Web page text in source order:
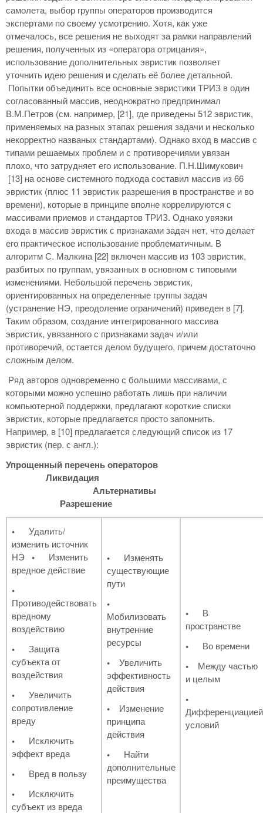
самолета, выбор группы операторов производится
экспертами по своему усмотрению. Хотя, как уже
отмечалось, все решения не выходят за рамки направлений
решения, полученных из «оператора отрицания»,
использование дополнительных эвристик позволяет
уточнить идею решения и сделать её более детальной.
Попытки объединить все основные эвристики ТРИЗ в один
согласованный массив, неоднократно предпринимал
В.М.Петров (см. например, [21], где приведены 512 эвристик,
применяемых на разных этапах решения задачи и несколько
некорректно названых стандартами). Однако вход в массив с
типами решаемых проблем и с противоречиями увязан
плохо, что затрудняет его использование. П.Н.Шимукович
[13] на основе системного подхода составил массив из 66
эвристик (плюс 11 эвристик разрешения в пространстве и во
времени), которые в принципе вполне коррелируются с
массивами приемов и стандартов ТРИЗ. Однако увязки
входа в массив эвристик с признаками задач нет, что делает
его практическое использование проблематичным. В
алгоритм С. Малкина [22] включен массив из 103 эвристик,
разбитых по группам, увязанных в основном с типовыми
изменениями. Небольшой перечень эвристик,
ориентированных на определенные группы задач
(устранение НЭ, преодоление ограничений) приведен в [7].
Таким образом, создание интегрированного массива
эвристик, увязанного с признаками задач и/или
противоречий, остается делом будущего, причем достаточно
сложным делом.
Ряд авторов одновременно с большими массивами, с
которыми можно успешно работать лишь при наличии
компьютерной поддержки, предлагают короткие списки
эвристик, которые предлагается просто запомнить.
Например, в [10] предлагается следующий список из 17
эвристик (пер. с англ.):
Упрощенный перечень операторов
Ликвидация
Альтернативы
Разрешение
• Удалить/
изменить источник
НЭ • Изменить
вредное действие
•
Противодействовать
вредному
воздействию
• Защита
субъекта от
воздействия
• Увеличить
сопротивление
вреду
• Исключить
эффект вреда
• Вред в пользу
• Исключить
субъект из вреда
• Изменять
существующие
пути
•
Мобилизовать
внутренние
ресурсы
• Увеличить
эффективность
действия
• Изменение
принципа
действия
• Найти
дополнительные
преимущества
• В
пространстве
• Во времени
• Между частью
и целым
•
Дифференциацией
условий